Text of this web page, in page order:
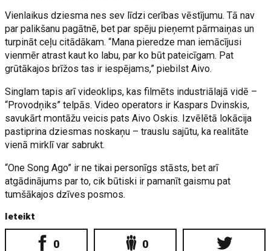
Vienlaikus dziesma nes sev līdzi cerības vēstījumu. Tā nav
par palikšanu pagātnē, bet par spēju pieņemt pārmaiņas un
turpināt ceļu citādākam. “Mana pieredze man iemācījusi
vienmēr atrast kaut ko labu, par ko būt pateicīgam. Pat
grūtākajos brīžos tas ir iespējams,” piebilst Aivo.
Singlam tapis arī videoklips, kas filmēts industriālajā vidē –
“Provodņiks” telpās. Video operators ir Kaspars Dvinskis,
savukārt montāžu veicis pats Aivo Oskis. Izvēlētā lokācija
pastiprina dziesmas noskaņu – trauslu sajūtu, ka realitāte
vienā mirklī var sabrukt.
“One Song Ago” ir ne tikai personīgs stāsts, bet arī
atgādinājums par to, cik būtiski ir pamanīt gaismu pat
tumšākajos dzīves posmos.
Ieteikt
0 0